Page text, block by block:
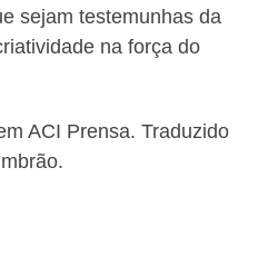
sejam testemunhas da
na força do
ACI Prensa. Traduzido